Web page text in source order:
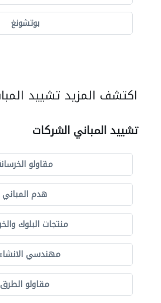
بوتشونغ
اكتشف المزيد تشييد
تشييد المباني الشركات
مقاولو
هدم المباني
منتجات البلوك
مهندسي
مقاولو الطرق